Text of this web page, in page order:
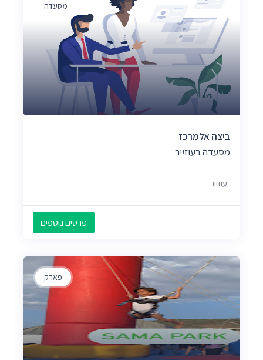
מסעדה
ביצה אלמרכז
מסעדה בעוזייר
עוזייר
פרטים נוספים
פארק